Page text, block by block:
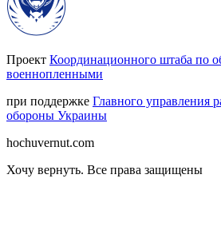
Проект Координационного штаба по
военнопленными
при поддержке Главного управления
обороны Украины
hochuvernut.com
Хочу вернуть. Все права защищены